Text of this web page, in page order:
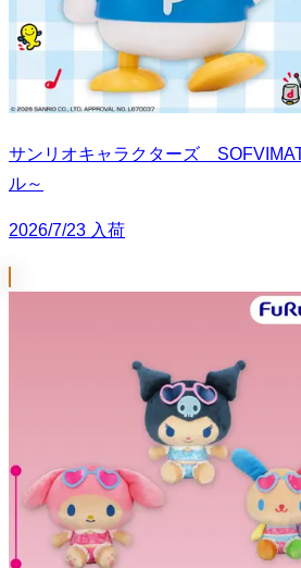
サンリオキャラクターズ
ル～
2026/7/23 入荷